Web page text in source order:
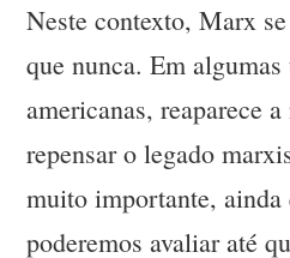
Neste contexto, Marx
que nunca. Em
americanas, reaparece
repensar o legado
muito importante,
poderemos avaliar até